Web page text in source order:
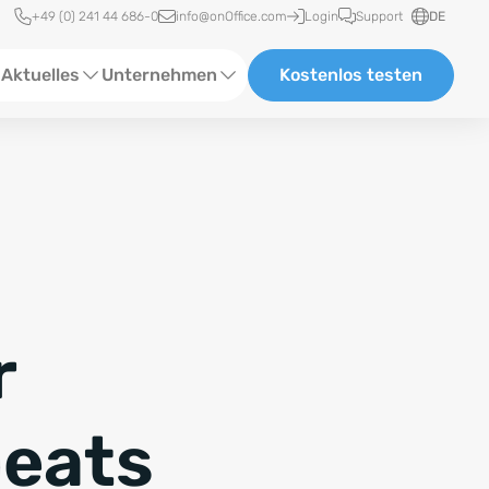
Schnellzugriff
+49 (0) 241 44 686-0 info@onOffice.com Login Support DE
Aktuelles Unternehmen Kostenlos testen